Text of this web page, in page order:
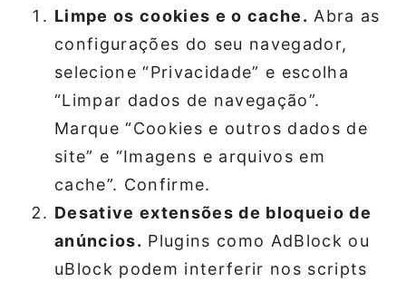
Limpe os cookies e o cache. Abra as
configurações do seu navegador,
selecione “Privacidade” e escolha
“Limpar dados de navegação”.
Marque “Cookies e outros dados de
site” e “Imagens e arquivos em
cache”. Confirme.
Desative extensões de bloqueio de
anúncios. Plugins como AdBlock ou
uBlock podem interferir nos scripts